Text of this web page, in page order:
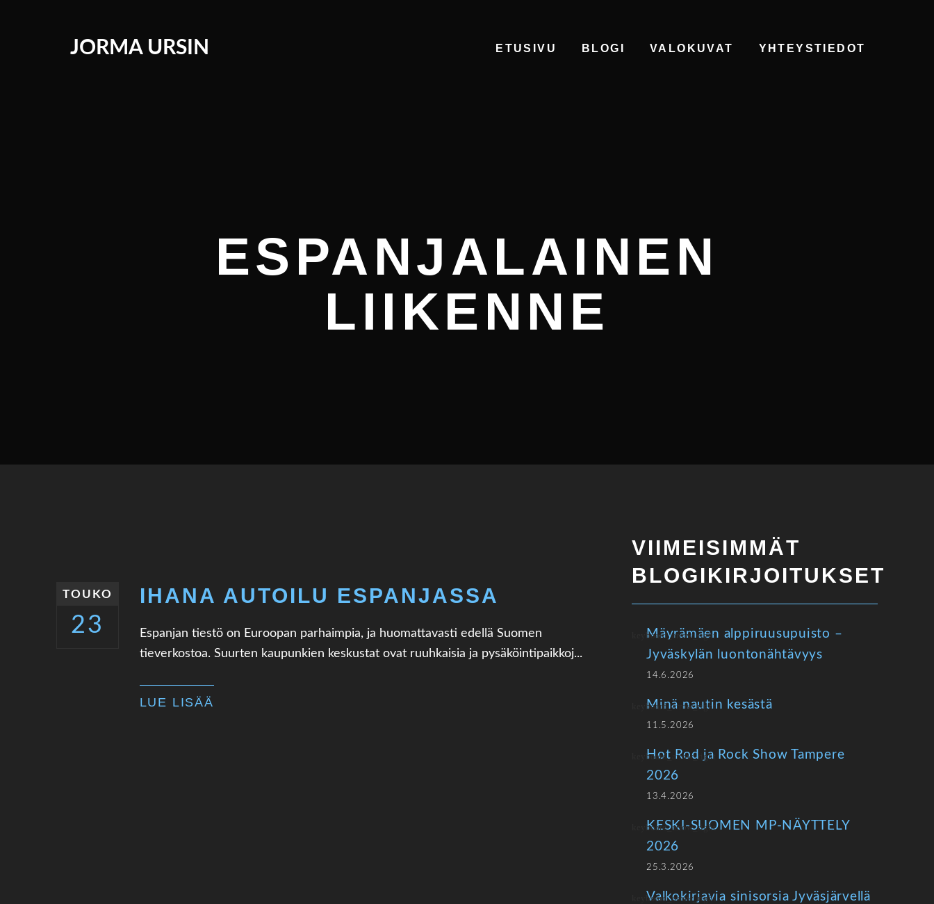
JORMA URSIN ETUSIVU BLOGI VALOKUVAT YHTEYSTIEDOT
ESPANJALAINEN
LIIKENNE
IHANA AUTOILU ESPANJASSA
TOUKO
23
Espanjan tiestö on Euroopan parhaimpia, ja huomattavasti edellä Suomen
tieverkostoa. Suurten kaupunkien keskustat ovat ruuhkaisia ja pysäköintipaikkoj...
LUE LISÄÄ
VIIMEISIMMÄT
BLOGIKIRJOITUKSET
Mäyrämäen alppiruusupuisto –
Jyväskylän luontonähtävyys
14.6.2026
Minä nautin kesästä
11.5.2026
Hot Rod ja Rock Show Tampere
2026
13.4.2026
KESKI-SUOMEN MP-NÄYTTELY
2026
25.3.2026
Valkokirjavia sinisorsia Jyväsjärvellä